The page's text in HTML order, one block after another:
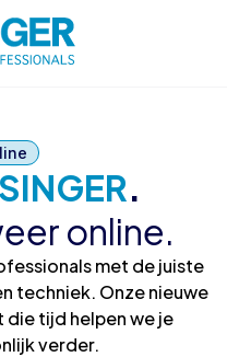
.
online.
met de juiste
techniek. Onze nieuwe
die tijd helpen we je
verder.